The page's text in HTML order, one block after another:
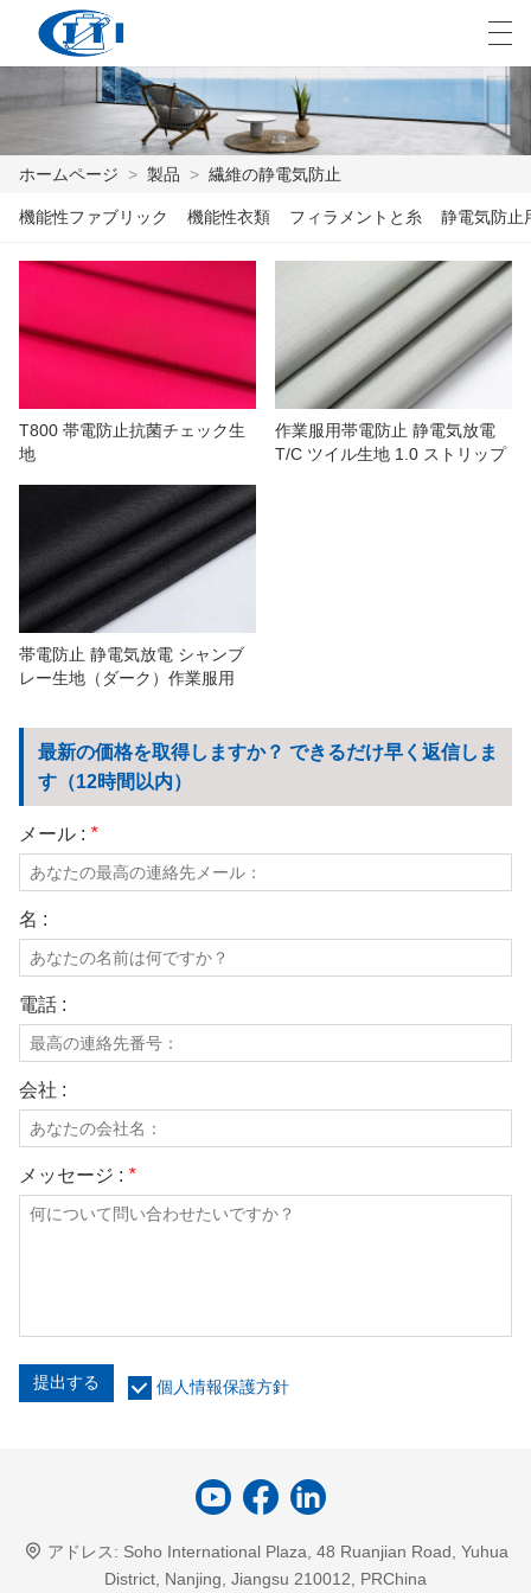
ホームページ
カスタマイズ
ニュース
我々に連絡し
ビデオ
العربية česky Deutsch
ホームページ > 製品 > 繊維の静電気防止
機能性ファブリック 機能性衣類 フィラメントと糸 静電気防止
T800 帯電防止抗菌チェック生
地
作業服用帯電防止 静電気放電
T/C ツイル生地 1.0 ストリップ
帯電防止 静電気放電 シャンブ
レー生地（ダーク）作業服用
最新の価格を取得しますか？ できるだけ早く返信しま
す（12時間以内）
メール : *
名 :
電話 :
会社 :
メッセージ : *
提出する 個人情報保護方針
アドレス: Soho International Plaza, 48 Ruanjian Road, Yuhua
District, Nanjing, Jiangsu 210012, PRChina